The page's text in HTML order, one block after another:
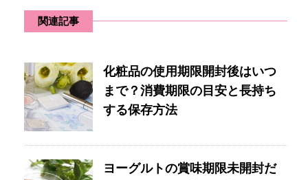
関連記事
化粧品の使用期限開封後はいつ
まで？消費期限の目安と長持ち
する保存方法
ヨーグルトの賞味期限未開封だ